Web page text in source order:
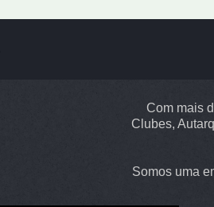
Com mais
Clubes,
Somos uma